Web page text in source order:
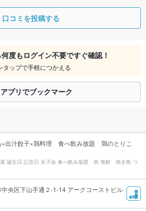
口コミを投稿する
度もログイン不要ですぐ確認！
タップで手軽につかえる
アプリでブックマーク
出汁餃子×鶏料理 食べ飲み放題 鶏のとりこ
誕生日 記念日 女子会 食べ飲み放題 肉 海鮮 焼き鳥 つ
央区下山手通２-1-14 アークコーストビル